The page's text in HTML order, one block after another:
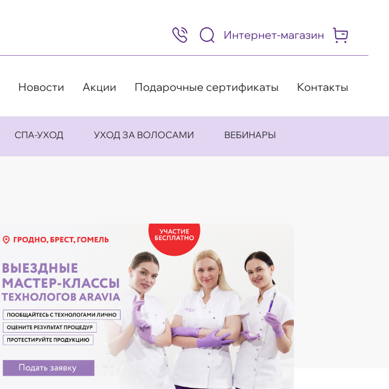
8
(495)
505-
98
Интернет-магазин
Новости Акции Подарочные сертификаты Контакты
СПА-УХОД УХОД ЗА ВОЛОСАМИ ВЕБИНАРЫ